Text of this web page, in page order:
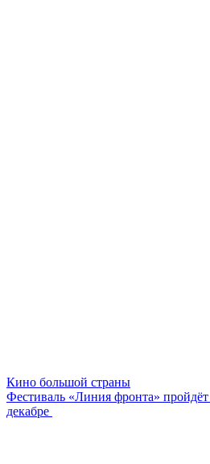
Кино большой страны
Фестиваль «Линия фронта»
декабре